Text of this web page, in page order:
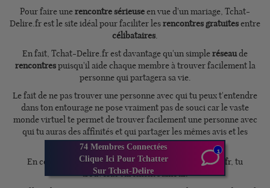
74 Membres Connectées
Clique Ici Pour Tchatter
Sur Tchat-Delire
1
Pour faire unerencontre sérieuseen vue d'un mariage, Tchat-
Delire.fr est le site idéal pour faciliter lesrencontres gratuitesentre
célibataires.
En fait, Tchat-Delire.fr est davantage qu'un simpleréseaude
rencontrespuisqu'il aide chaque membre à trouver facilement la
personne qui partagera sa vie.
Le fait de ne pas trouver une personne avec qui tu peux t'entendre
dans ton entourage ne pose vraiment pas de souci car le vaste
monde virtuel te permet de trouver facilement une personne avec
qui tu auras des affinités et qui partager les mêmes avis et les
mêmes intérêts.
En consultant les milliers de profils sur Tchat-Delire.fr, tu
trouveras sûrement l'amour.